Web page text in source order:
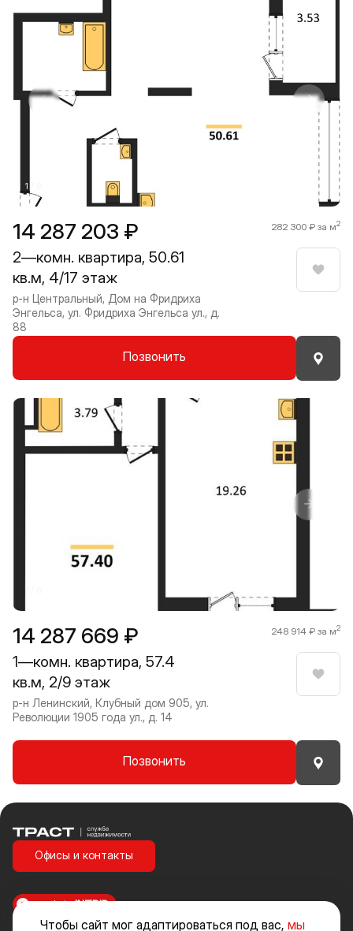
14 287 203 ₽ 282 300 ₽ за м2
2—комн. квартира, 50.61
кв.м, 4/17 этаж
р-н Центральный, Дом на Фридриха
Энгельса, ул. Фридриха Энгельса ул., д.
88
Позвонить
1 / 8
Прокрутить влево
14 287 669 ₽ 248 914 ₽ за м2
1—комн. квартира, 57.4
кв.м, 2/9 этаж
р-н Ленинский, Клубный дом 905, ул.
Революции 1905 года ул., д. 14
Позвонить
Чтобы сайт мог адаптироваться под вас, мы
Траст | Служба недвижимости
Офисы и контакты
made inINTRID